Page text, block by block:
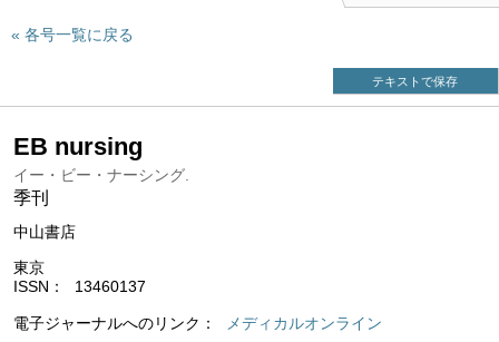
各号一覧に戻る
テキストで保存
EB nursing
イー・ビー・ナーシング.
季刊
中山書店
東京
ISSN
13460137
電子ジャーナルへのリンク メディカルオンライン